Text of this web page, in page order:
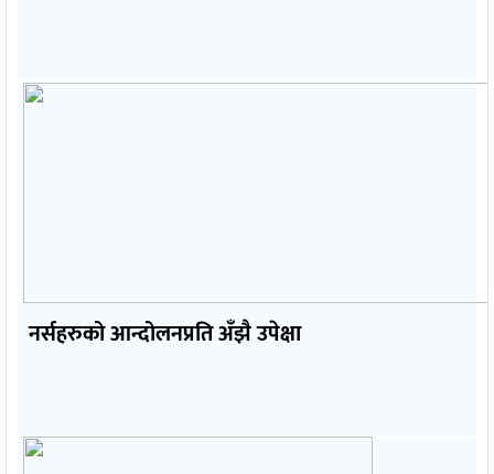
नर्सहरुको आन्दोलनप्रति अँझै उपेक्षा